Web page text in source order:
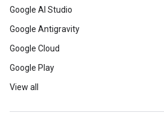
Google AI Studio
Google Antigravity
Google Cloud
Google Play
View all